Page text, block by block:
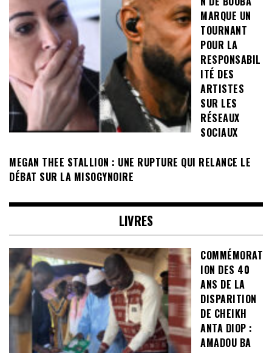
MARQUE UN
TOURNANT
POUR LA
RESPONSABIL
ITÉ DES
ARTISTES
SUR LES
RÉSEAUX
SOCIAUX
MEGAN THEE STALLION : UNE RUPTURE QUI RELANCE LE
DÉBAT SUR LA MISOGYNOIRE
LIVRES
COMMÉMORAT
ION DES 40
ANS DE LA
DISPARITION
DE CHEIKH
ANTA DIOP :
AMADOU BA